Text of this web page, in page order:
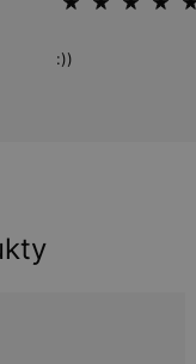
:))